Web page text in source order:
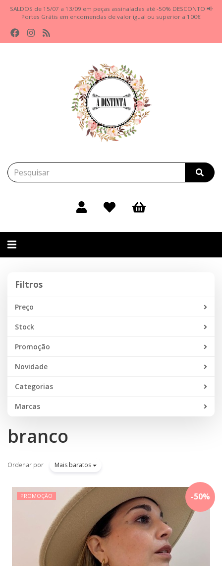
SALDOS de 15/07 a 13/09 em peças assinaladas até -50% DESCONTO 📢
Portes Grátis em encomendas de valor igual ou superior a 100€
Alternar
Filtros
Preço
Stock
Promoção
Novidade
Categorias
Marcas
branco
Ordenar por Mais baratos
-50%
PROMOÇÃO